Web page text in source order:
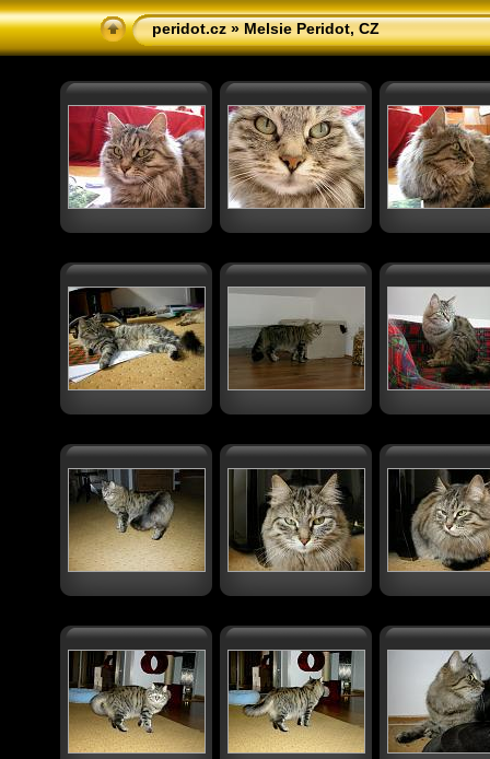
peridot.cz» Melsie Peridot, CZ